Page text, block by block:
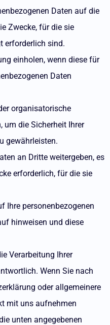
Daten auf die
Zwecke, für die sie
erforderlich sind.
einholen, wenn diese für
Daten
organisatorische
um die Sicherheit Ihrer
gewährleisten.
an Dritte weitergeben, es
erforderlich, für die sie
Ihre personenbezogenen
hinweisen und diese
Verarbeitung Ihrer
Wenn Sie nach
oder allgemeinere
mit uns aufnehmen
unten angegebenen